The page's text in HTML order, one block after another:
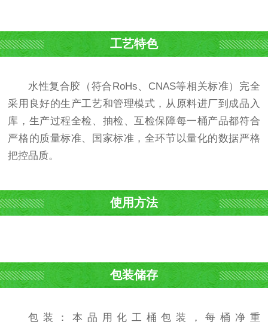
工艺特色
水性复合胶（符合RoHs、CNAS等相关标准）完全
采用良好的生产工艺和管理模式，从原料进厂到成品入
库，生产过程全检、抽检、互检保障每一桶产品都符合
严格的质量标准、国家标准，全环节以量化的数据严格
把控品质。
使用方法
包装储存
包装：本品用化工桶包装，每桶净重